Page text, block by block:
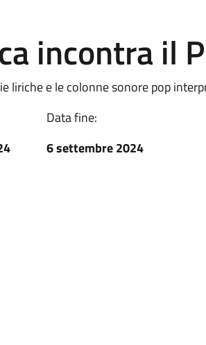
incontra il
liriche e le colonne sonore pop
Data fine:
6 settembre 2024